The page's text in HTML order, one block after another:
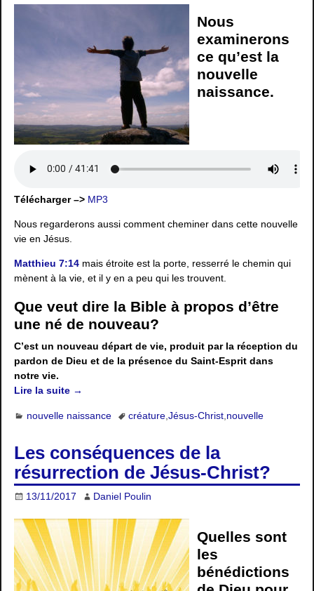
Nous
examinerons
ce qu’est la
nouvelle
naissance.
Télécharger –> MP3
Nous regarderons aussi comment cheminer dans cette nouvelle
vie en Jésus.
Matthieu 7:14 mais étroite est la porte, resserré le chemin qui
mènent à la vie, et il y en a peu qui les trouvent.
Que veut dire la Bible à propos d’être
une né de nouveau?
C’est un nouveau départ de vie, produit par la réception du
pardon de Dieu et de la présence du Saint-Esprit dans
notre vie.
Lire la suite →
nouvelle naissance créature, Jésus-Christ, nouvelle
Les conséquences de la
résurrection de Jésus-Christ?
13/11/2017 Daniel Poulin
Quelles sont
les
bénédictions